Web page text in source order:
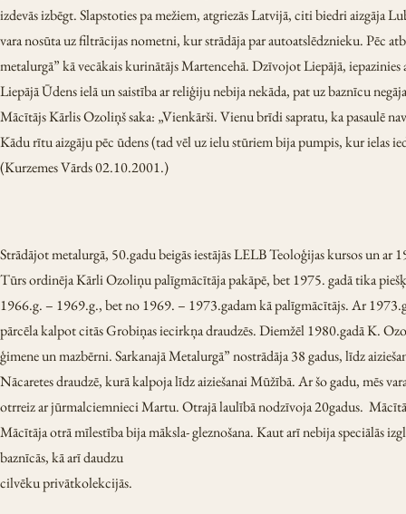
izdevās izbēgt. Slapstoties pa mežiem, atgriezās Latvijā, citi biedri aizgāja
vara nosūta uz filtrācijas nometni, kur strādāja par autoatslēdznieku. Pēc
metalurgā” kā vecākais kurinātājs Martencehā. Dzīvojot Liepājā,
Liepājā Ūdens ielā un saistība ar reliģiju nebija nekāda, pat uz baznīcu
Mācītājs Kārlis Ozoliņš saka: „Vienkārši. Vienu brīdi sapratu, ka pasaulē
Kādu rītu aizgāju pēc ūdens (tad vēl uz ielu stūriem bija pumpis, kur ielas
(Kurzemes Vārds 02.10.2001.)
Strādājot metalurgā, 50.gadu beigās iestājās LELB Teoloģijas kursos un
Tūrs ordinēja Kārli Ozoliņu palīgmācītāja pakāpē, bet 1975. gadā tika
1966.g. – 1969.g., bet no 1969. – 1973.gadam kā palīgmācītājs. Ar
pārcēla kalpot citās Grobiņas iecirkņa draudzēs. Diemžēl 1980.gadā K.
ģimene un mazbērni. Sarkanajā Metalurgā” nostrādāja 38 gadus, līdz
Nācaretes draudzē, kurā kalpoja līdz aiziešanai Mūžībā. Ar šo gadu, mēs
otrreiz ar jūrmalciemnieci Martu. Otrajā laulībā nodzīvoja 20gadus.
Mācītāja otrā mīlestība bija māksla- gleznošana. Kaut arī nebija speciālās
baznīcās, kā arī daudzu
cilvēku privātkolekcijās.